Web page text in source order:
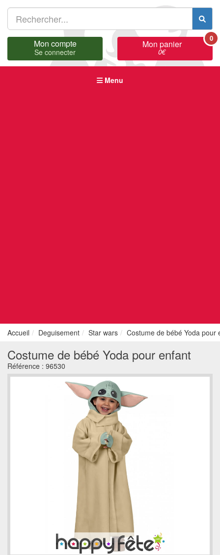
Mon compte
Se connecter
Mon panier
0€
0
Menu
Accueil Deguisement Star wars Costume de bébé Yoda pour
Costume de bébé Yoda pour enfant
Référence : 96530